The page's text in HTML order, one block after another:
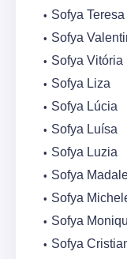
Sofya Teresa
Sofya
Sofya Vitória
Sofya Liza
Sofya Lúcia
Sofya Luísa
Sofya Luzia
Sofya
Sofya
Sofya
Sofya